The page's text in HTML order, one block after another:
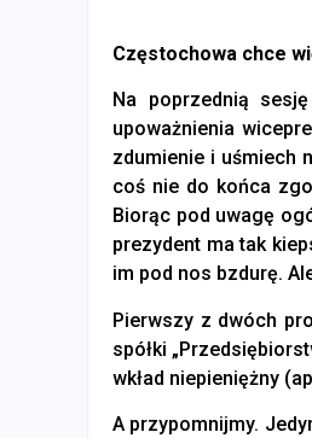
Częstochowa chce
Na poprzednią
upoważnienia
zdumienie i uśmiech
coś nie do końca
Biorąc pod uwagę
prezydent ma tak
im pod nos bzdurę.
Pierwszy z dwóch
spółki
wkład niepieniężny
A przypomnijmy.